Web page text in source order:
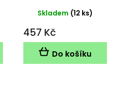
Skladem (12 ks)
457 Kč
Do košíku